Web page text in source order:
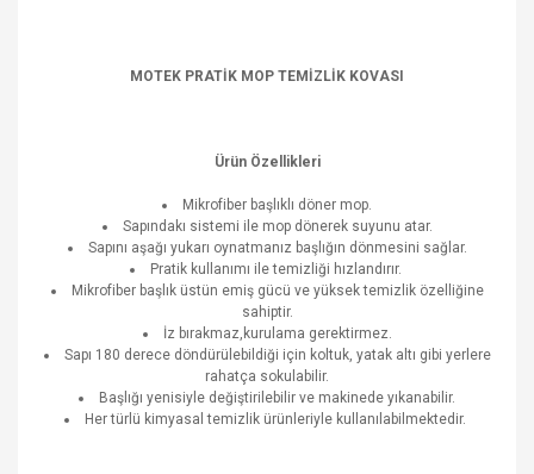
MOTEK PRATİK MOP TEMİZLİK KOVASI
Ürün Özellikleri
Mikrofiber başlıklı döner mop.
Sapındakı sistemi ile mop dönerek suyunu atar.
Sapını aşağı yukarı oynatmanız başlığın dönmesini sağlar.
Pratik kullanımı ile temizliği hızlandırır.
Mikrofiber başlık üstün emiş gücü ve yüksek temizlik özelliğine
sahiptir.
İz bırakmaz,kurulama gerektirmez.
Sapı 180 derece döndürülebildiği için koltuk, yatak altı gibi yerlere
rahatça sokulabilir.
Başlığı yenisiyle değiştirilebilir ve makinede yıkanabilir.
Her türlü kimyasal temizlik ürünleriyle kullanılabilmektedir.